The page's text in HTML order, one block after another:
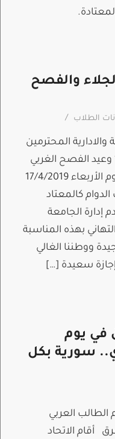
والفصح
الطلاب /
والادارية المحترمين
بمناسبة عيدي الجلاء 17/4/2019 وعيد الفصح الغربي
21/4/2019 تُعطل الجامعة من يوم الأربعاء 17/4/2019
الدوام كالمعتاد
22/4/2019 تتقدم إدارة الجامعة
بهذه المناسبة
ووطننا الغالي
سعيدة […]
في يوم
سورية بكل
العربي
أقام الاتحاد